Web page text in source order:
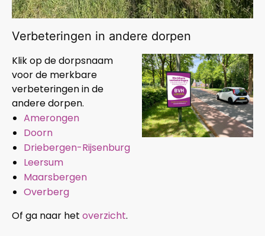
Verbeteringen in andere dorpen
Klik op de dorpsnaam
voor de merkbare
verbeteringen in de
andere dorpen.
Amerongen
Doorn
Driebergen-Rijsenburg
Leersum
Maarsbergen
Overberg
Of ga naar het overzicht.